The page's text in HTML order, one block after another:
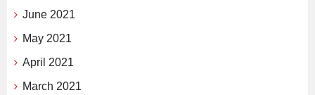
June 2021
May 2021
April 2021
March 2021